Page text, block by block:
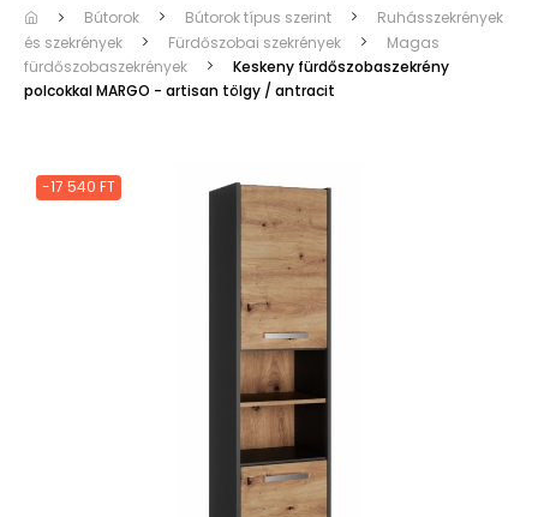
Bútorok Bútorok típus szerint
Ruhásszekrények
és szekrények
Fürdőszobai szekrények
Magas
fürdőszobaszekrények
Keskeny fürdőszobaszekrény
polcokkal MARGO - artisan tölgy / antracit
-17 540 FT